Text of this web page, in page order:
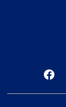
Social